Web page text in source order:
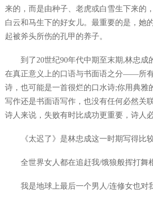
来的，而是由种子、老虎或白雪生下来的
白云和马生下的好女儿。最重要的是，她
起被斧头所伤的孔甲的养子。
到了20世纪90年代中期至末期,林忠成
在真正意义上的口语与书面语之分——所
诗，也可能是一首很烂的口水诗;你用典
写作还是书面语写作，也没有任何必然关
诗人来说，失败有时比成功更重要，诗人
《太迟了》是林忠成这一时期写得比较
全世界女人都在追赶我/饿狼般挥打舞
我是地球上最后一个男人/连修女也对我